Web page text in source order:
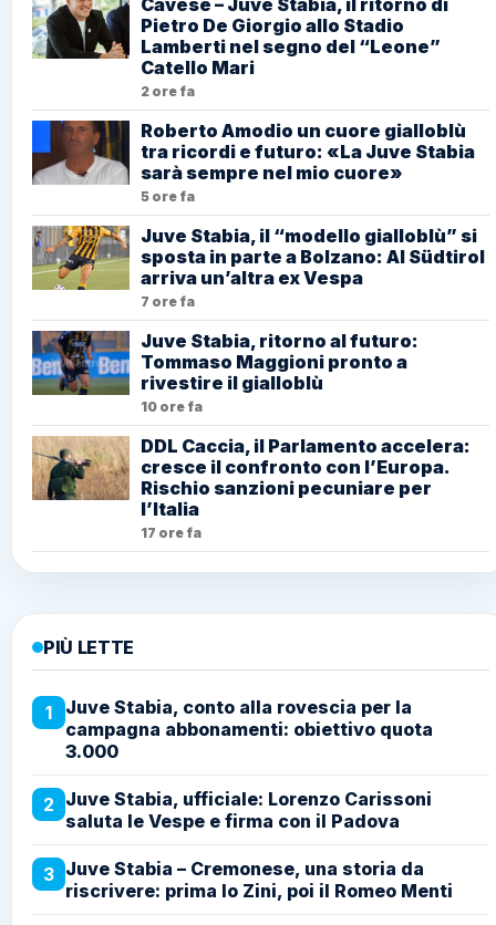
Pietro De Giorgio allo Stadio
Lamberti nel segno del “Leone”
Catello Mari
2 ore fa
Roberto Amodio un cuore gialloblù
tra ricordi e futuro: «La Juve Stabia
sarà sempre nel mio cuore»
5 ore fa
Juve Stabia, il “modello gialloblù” si
sposta in parte a Bolzano: Al Südtirol
arriva un’altra ex Vespa
7 ore fa
Juve Stabia, ritorno al futuro:
Tommaso Maggioni pronto a
rivestire il gialloblù
10 ore fa
DDL Caccia, il Parlamento accelera:
cresce il confronto con l’Europa.
Rischio sanzioni pecuniare per
l’Italia
17 ore fa
PIÙ LETTE
1
Juve Stabia, conto alla rovescia per la
campagna abbonamenti: obiettivo quota
3.000
2 Juve Stabia, ufficiale: Lorenzo Carissoni
saluta le Vespe e firma con il Padova
3 Juve Stabia – Cremonese, una storia da
riscrivere: prima lo Zini, poi il Romeo Menti